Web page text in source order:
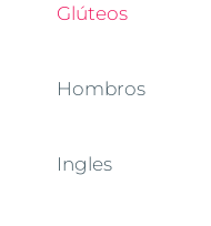
Glúteos
Hombros
Ingles